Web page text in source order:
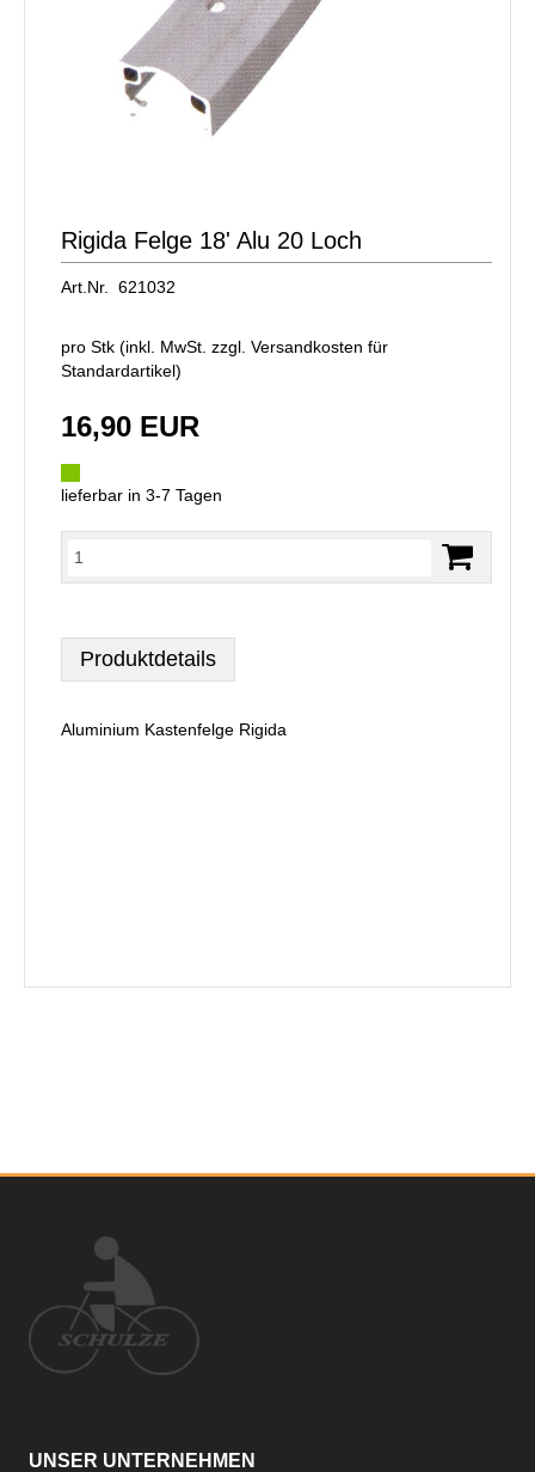
Rigida Felge 18' Alu 20 Loch
Art.Nr. 621032
pro Stk (inkl. MwSt. zzgl. Versandkosten für
Standardartikel)
16,90 EUR
lieferbar in 3-7 Tagen
Produktdetails
Aluminium Kastenfelge Rigida
UNSER UNTERNEHMEN